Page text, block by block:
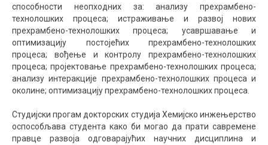
способности неопходних за: анализу прехрамбено-
технолошких процеса; истраживање и развој нових
прехрамбено-технолошких процеса; усавршавање и
оптимизацију постојећих прехрамбено-технолошких
процеса; вођење и контролу прехрамбено-технолошких
процеса; пројектовање прехрамбено-технолошких процеса;
анализу интеракције прехрамбено-технолошких процеса и
околине; оптимизацију прехрамбено-технолошких процеса.
Студијски прогам докторских студија Хемијско инжењерство
оспособљава студента како би могао да прати савремене
правце развоја одговарајућих научних дисциплина и